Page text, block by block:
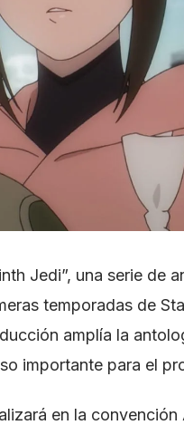
Jedi”, una serie de
temporadas de
amplía la
importante para el
en la